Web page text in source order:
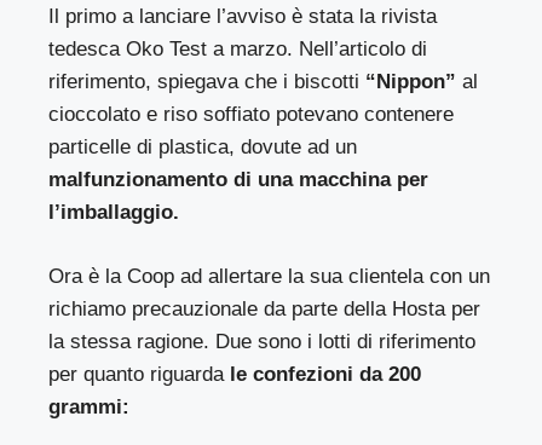
Il primo a lanciare l’avviso è stata la rivista
tedescaOko Test a marzo. Nell’articolo di
riferimento, spiegava che i biscotti “Nippon” al
cioccolato e riso soffiato potevano contenere
particelle di plastica, dovute ad un
malfunzionamento di una macchina per
l’imballaggio.
Ora è la Coop ad allertare la sua clientela con un
richiamo precauzionale da parte della Hosta per
la stessa ragione. Due sono i lotti di riferimento
per quanto riguardale confezioni da 200
grammi: